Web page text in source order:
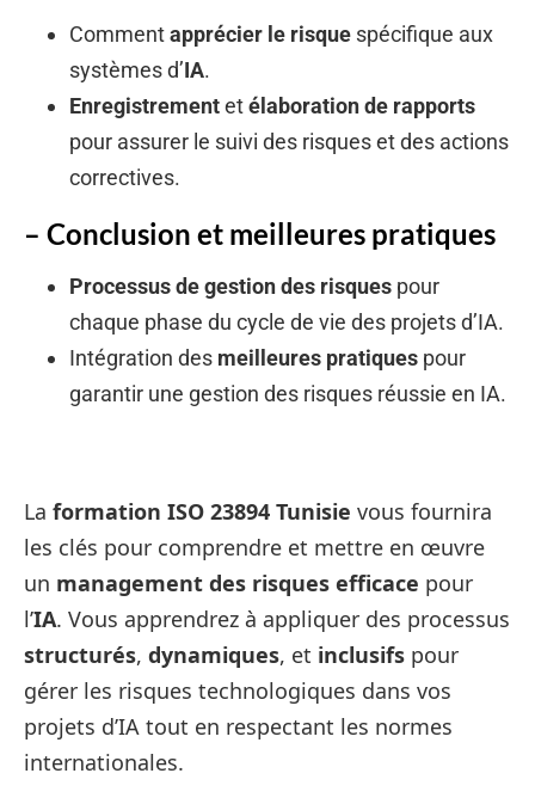
Commentapprécier le risque spécifique aux
systèmes d’IA.
Enregistrementetélaboration de rapports
pour assurer le suivi des risques et des actions
correctives.
– Conclusion et meilleures pratiques
Processus de gestion des risques pour
chaque phase du cycle de vie des projets d’IA.
Intégration des meilleures pratiques pour
garantir une gestion des risques réussie en IA.
La formation ISO 23894 Tunisie vous fournira
les clés pour comprendre et mettre en œuvre
un management des risques efficace pour
l’IA. Vous apprendrez à appliquer des processus
structurés, dynamiques, et inclusifs pour
gérer les risques technologiques dans vos
projets d’IA tout en respectant les normes
internationales.